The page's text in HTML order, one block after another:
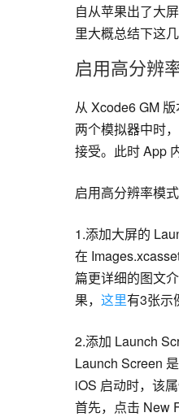
自从苹果出了大
里大概总结下这
启用高分辨
从 Xcode6 GM
两个模拟器中时
接受。此时 App
启用高分辨率模
1.添加大屏的
在
篇更详细的图文介
果， 这里有3张示
2.添加 Launch
Launch Screen
iOS 启动时，该
首先，点击 New